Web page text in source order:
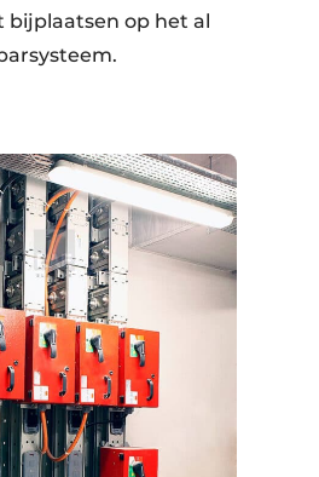
bijplaatsen op het al